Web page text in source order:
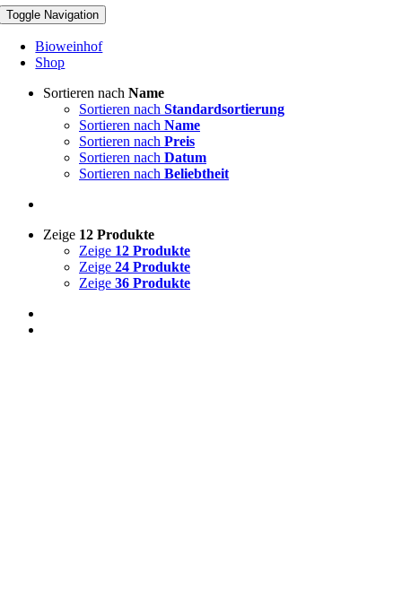
Toggle Navigation
Bioweinhof
Shop
Sortieren nach Name
Sortieren nach Standardsortierung
Sortieren nach Name
Sortieren nach Preis
Sortieren nach Datum
Sortieren nach Beliebtheit
Zeige 12 Produkte
Zeige 12 Produkte
Zeige 24 Produkte
Zeige 36 Produkte